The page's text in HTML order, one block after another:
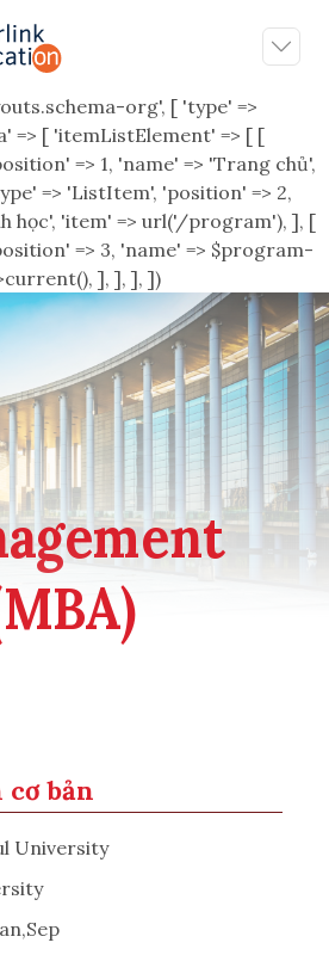
org', [ 'type' =>
=> [ 'itemListElement' => [ [
=> 1, 'name' => 'Trang chủ',
=> 'ListItem', 'position' => 2,
học', 'item' => url('/program'), ], [
=> 3, 'name' => $program-
], ], ], ])
bản
University